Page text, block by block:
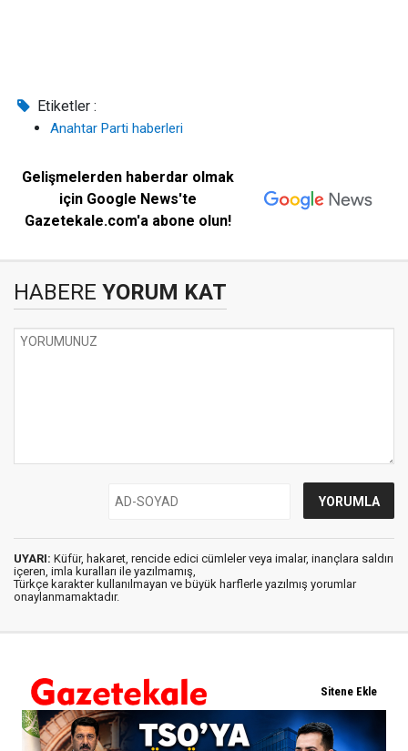
Etiketler :
Anahtar Parti haberleri
Gelişmelerden haberdar olmak
için Google News'te
Gazetekale.com'a abone olun!
HABERE YORUM KAT
UYARI: Küfür, hakaret, rencide edici cümleler veya imalar, inançlara saldırı
içeren, imla kuralları ile yazılmamış,
Türkçe karakter kullanılmayan ve büyük harflerle yazılmış yorumlar
onaylanmamaktadır.